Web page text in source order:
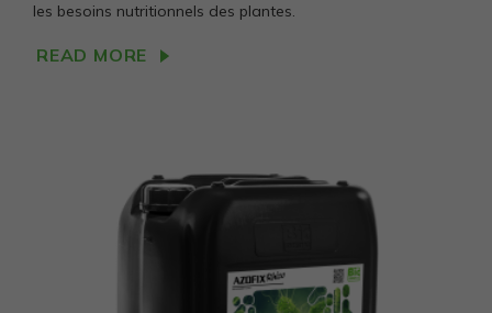
les besoins nutritionnels des plantes.
READ MORE